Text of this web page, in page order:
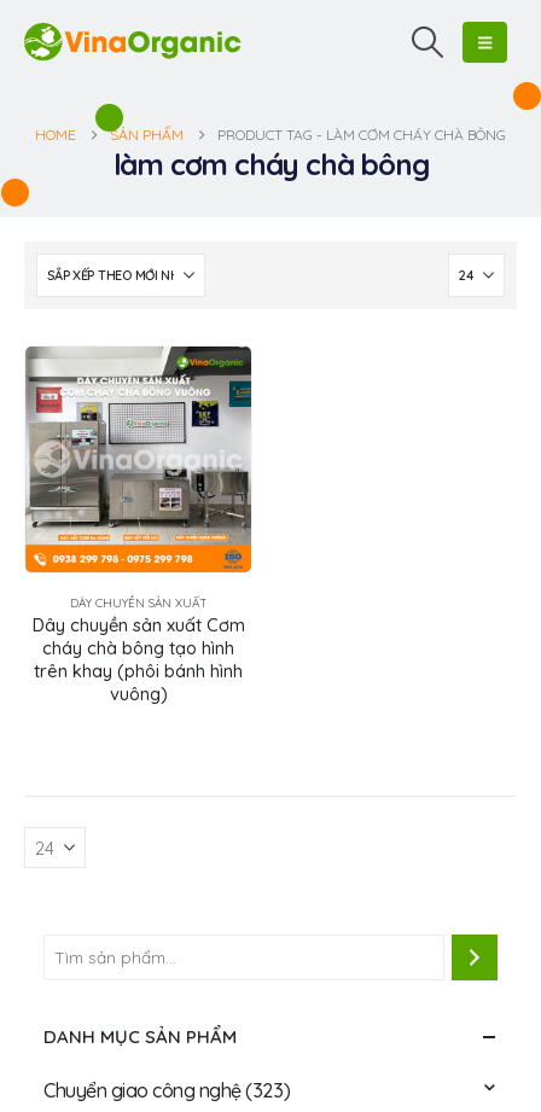
HOME SẢN PHẨM PRODUCT TAG - LÀM CƠM CHÁY CHÀ BÔNG
làm cơm cháy chà bông
DÂY CHUYỀN SẢN XUẤT
Dây chuyền sản xuất Cơm
cháy chà bông tạo hình
trên khay (phôi bánh hình
vuông)
DANH MỤC SẢN PHẨM
Chuyển giao công nghệ(323)